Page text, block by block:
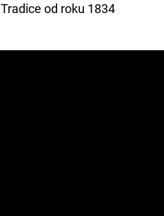
Tradice od roku 1834